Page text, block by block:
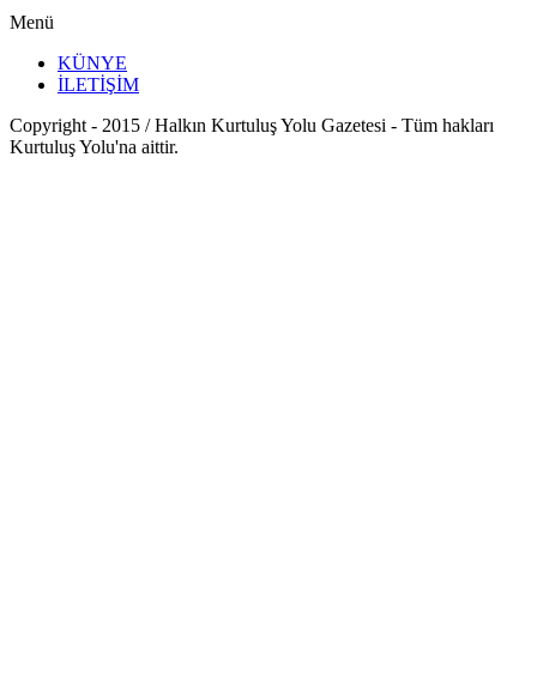
Menü
KÜNYE
İLETİŞİM
Copyright - 2015 / Halkın Kurtuluş Yolu Gazetesi - Tüm hakları
Kurtuluş Yolu'na aittir.